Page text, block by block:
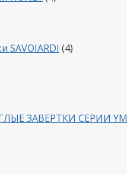
SAVOIARDI 4товара
ЗАВЕРТКИ СЕРИИ YM